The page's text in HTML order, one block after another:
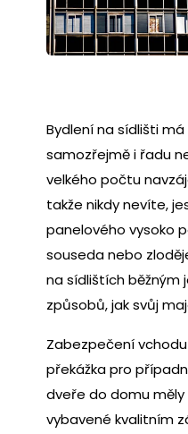
Bydlení na sídlišti
samozřejmě i řadu
velkého počtu
takže nikdy nevíte,
panelového vysoko
souseda nebo
na sídlištích běžným
způsobů, jak svůj
Zabezpečení
překážka pro
dveře do domu
vybavené kvalitním